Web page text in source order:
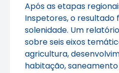
Após as etapas
Inspetores, o resultado
solenidade. Um
sobre seis eixos
agricultura,
habitação,